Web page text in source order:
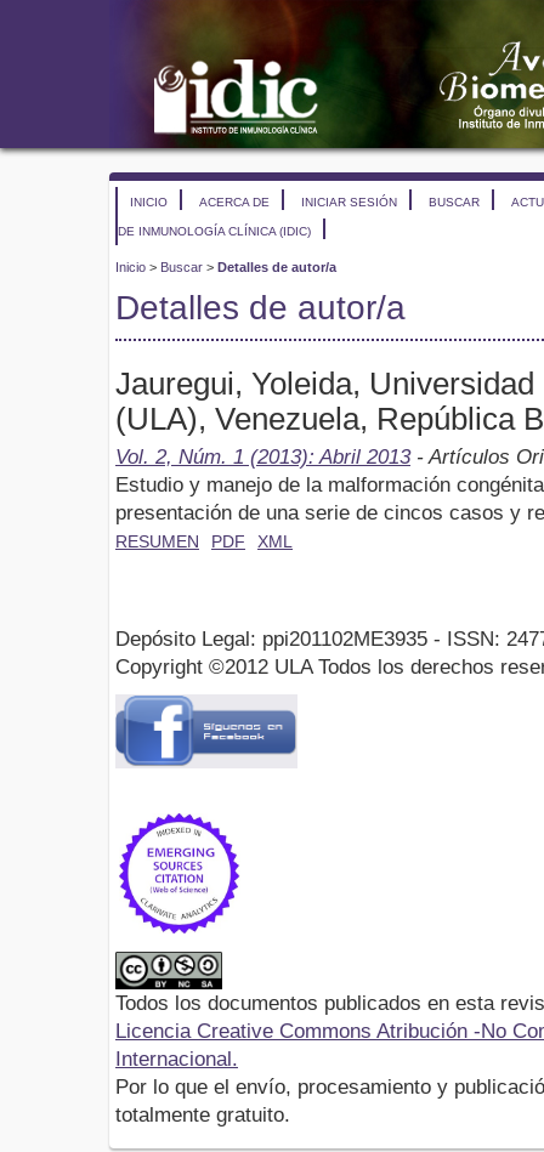
INICIO ACERCA DE INICIAR SESIÓN BUSCAR
DE INMUNOLOGÍA CLÍNICA (IDIC)
Inicio > Buscar > Detalles de autor/a
Detalles de autor/a
Jauregui, Yoleida, Universidad
(ULA), Venezuela, República
Vol. 2, Núm. 1 (2013): Abril 2013- Artículos
Estudio y manejo de la malformación
presentación de una serie de cincos casos y
RESUMEN PDF XML
Depósito Legal: ppi201102ME3935 - ISSN:
Copyright ©2012 ULA Todos los derechos
Todos los documentos publicados en esta
Licencia Creative Commons Atribución -No
Internacional.
Por lo que el envío, procesamiento y
totalmente gratuito.